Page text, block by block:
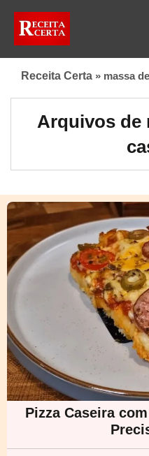
Receita Certa » massa
Arquivos de
Pizza Caseira